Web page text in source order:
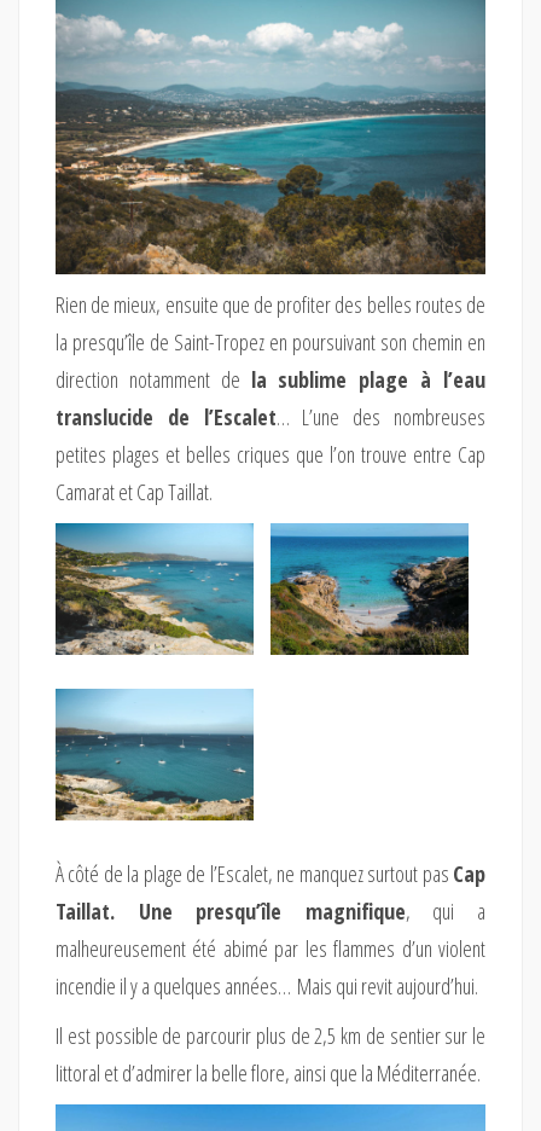
Rien de mieux, ensuite que de profiter des belles routes de
la presqu’île de Saint-Tropez en poursuivant son chemin en
direction notamment de la sublime plage à l’eau
translucide de l’Escalet… L’une des nombreuses
petites plages et belles criques que l’on trouve entre Cap
Camarat et Cap Taillat.
À côté de la plage de l’Escalet, ne manquez surtout pas Cap
Taillat. Une presqu’île magnifique, qui a
malheureusement été abimé par les flammes d’un violent
incendie il y a quelques années… Mais qui revit aujourd’hui.
Il est possible de parcourir plus de 2,5 km de sentier sur le
littoral et d’admirer la belle flore, ainsi que la Méditerranée.